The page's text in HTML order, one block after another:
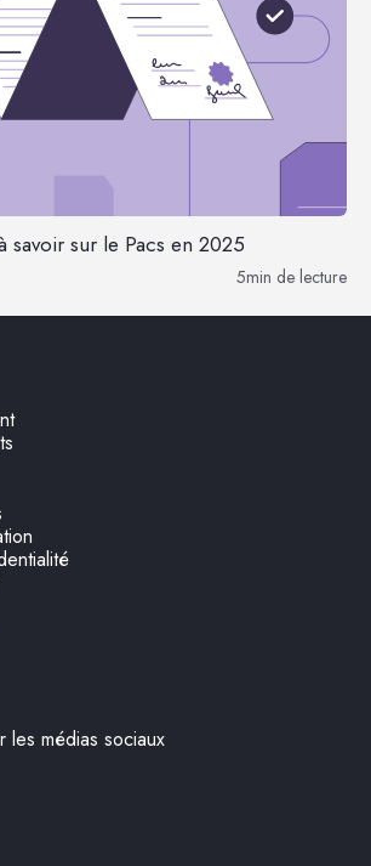
savoir sur le Pacs en 2025
5min de lecture
les médias sociaux